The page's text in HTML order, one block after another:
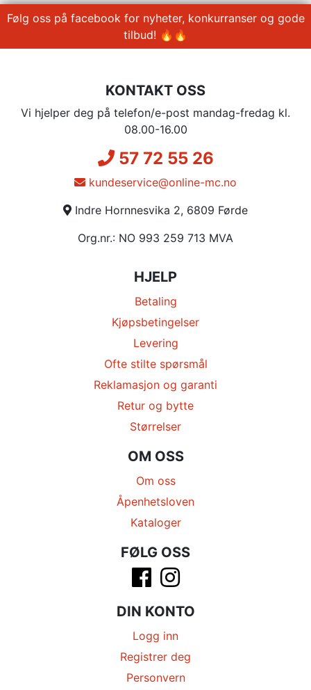
Følg oss på facebook for nyheter, konkurranser og gode
tilbud! 🔥🔥
KONTAKT OSS
Vi hjelper deg på telefon/e-post mandag-fredag kl.
08.00-16.00
57 72 55 26
kundeservice@online-mc.no
Indre Hornnesvika 2, 6809 Førde
Org.nr.: NO 993 259 713 MVA
HJELP
Betaling
Kjøpsbetingelser
Levering
Ofte stilte spørsmål
Reklamasjon og garanti
Retur og bytte
Størrelser
OM OSS
Om oss
Åpenhetsloven
Kataloger
FØLG OSS
DIN KONTO
Logg inn
Registrer deg
Personvern